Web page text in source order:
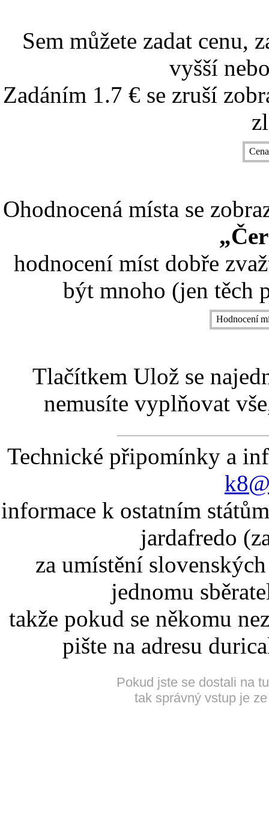
Sem můžete zadat cenu,
vyšší
Zadáním 1.7 € se zruší
Ohodnocená místa se
hodnocení míst dobře
být mnoho (jen těch
Hodnocení
Tlačítkem Ulož se
nemusíte vyplňovat
Technické připomínky a
informace k ostatním
jardafredo
za umístění
jednomu
takže pokud se někomu
pište na adresu
Pokud jste se dostali na
tak správný vstup je